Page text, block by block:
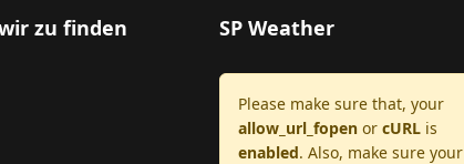
zu finden SP Weather
Please make sure that, your
allow_url_fopen or cURL is
enabled. Also, make sure your